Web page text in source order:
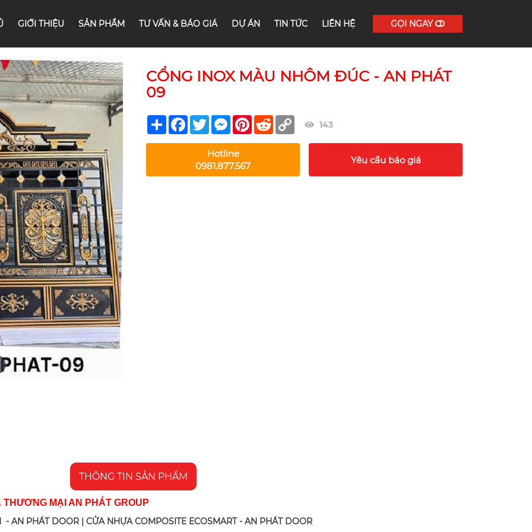
GIỚI THIỆU SẢN PHẨM TƯ VẤN & BÁO GIÁ DỰ ÁN TIN TỨC LIÊN HỆ GỌI NGAY
CỔNG INOX MÀU NHÔM ĐÚC - AN PHÁT
09
ShareFacebook
TwitterMessenger
Pinterest
Reddit Copy
Link
143
Hotline
0981.877.567
Yêu cầu báo giá
THÔNG TIN SẢN PHẨM
MẠI AN PHÁT GROUP
AN PHÁT DOOR | CỬA NHỰA COMPOSITE ECOSMART - AN PHÁT DOOR